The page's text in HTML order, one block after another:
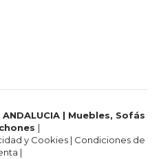
ANDALUCIA | Muebles, Sofás
|
y Cookies | Condiciones de
|